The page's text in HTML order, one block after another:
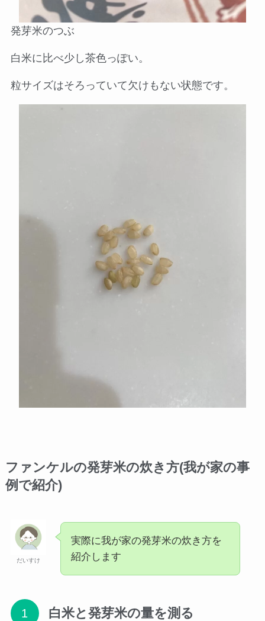
発芽米のつぶ
白米に比べ少し茶色っぽい。
粒サイズはそろっていて欠けもない状態です。
ファンケルの発芽米の炊き方(我が家の事
例で紹介)
だいすけ
実際に我が家の発芽米の炊き方を
紹介します
白米と発芽米の量を測る